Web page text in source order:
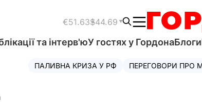
€51.63$44.69
та інтерв'юУ гостях у ГордонаБлоги
ПАЛИВНА КРИЗА У РФ ПЕРЕГОВОРИ ПРО